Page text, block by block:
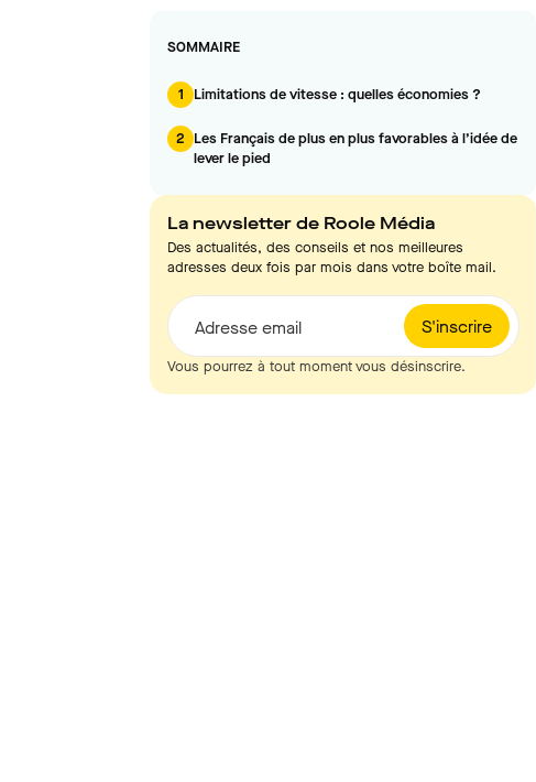
SOMMAIRE
1 Limitations de vitesse : quelles économies ?
2 Les Français de plus en plus favorables à l’idée de
lever le pied
La newsletter de Roole Média
Des actualités, des conseils et nos meilleures
adresses deux fois par mois dans votre boîte mail.
S'inscrire
Adresse email
Vous pourrez à tout moment vous désinscrire.